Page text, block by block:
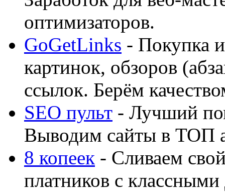
оптимизаторов.
GoGetLinks - Покупка
картинок, обзоров
ссылок. Берём
SEO пульт - Лучший
Выводим сайты в ТОП
8 копеек - Сливаем
платников с